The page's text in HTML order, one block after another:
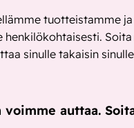
tuotteistamme ja
henkilökohtaisesti.
sinulle takaisin
auttaa.